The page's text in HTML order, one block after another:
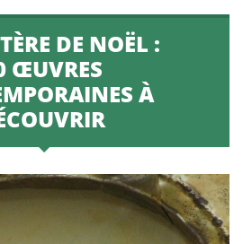
DE NOËL :
ŒUVRES
À